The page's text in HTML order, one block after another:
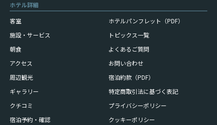
ホテル詳細
客室
施設・サービス
朝食
アクセス
周辺観光
ギャラリー
クチコミ
宿泊予約・確認
ホテルパンフレット（PDF）
トピックス一覧
よくあるご質問
お問い合わせ
宿泊約款（PDF）
特定商取引法に基づく表記
プライバシーポリシー
クッキーポリシー